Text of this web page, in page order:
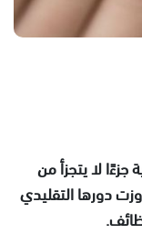
لا يتجزأ من
دورها التقليدي